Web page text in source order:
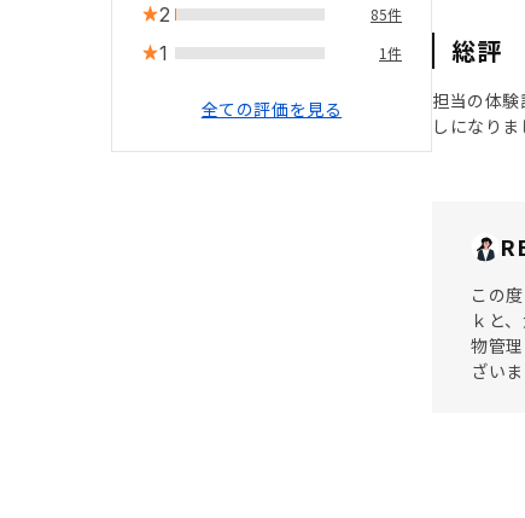
2 85件
1 1件
全ての評価を見る
総評
担当の体
しになりま
この
ｋと
物管
ざいま